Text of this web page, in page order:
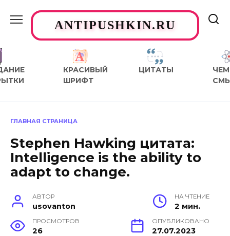
содержаниюANTIPUSHKIN.RU
КРАСИВЫЙ
ШРИФТ
ЦИТАТЫ
ЧЕМ
ГЛАВНАЯ СТРАНИЦА
Stephen Hawking цитата:
Intelligence is the ability to
adapt to change.
АВТОР
usovanton
НА ЧТЕНИЕ
2 мин.
ПРОСМОТРОВ
26
ОПУБЛИКОВАНО
27.07.2023